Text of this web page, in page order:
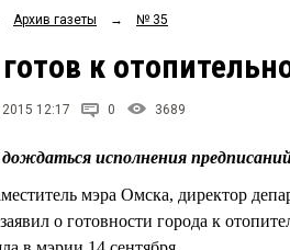
Архив газеты → № 35
к
12:17 0 3689
исполнения
мэра Омска, директор
о готовности города к